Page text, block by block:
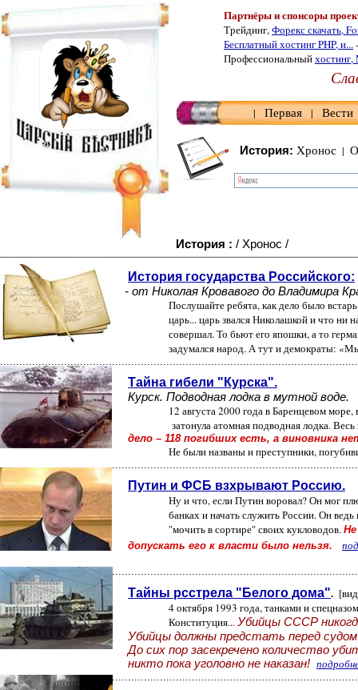
История : / Хронос /
История государства Российского:
- от Николая Кровавого до Владимира
Послушайте ребята, как дело было встарь: давным-
царь... царь звался Николашкой и что ни начинал,
совершал. То бьют его япошки, а то германец
задумался народ. А тут и демократы: «Мы
Тайна гибели "Курска".
Курск. Подводная лодка в мутной воде.
12 августа 2000 года в Баренцевом море, в 90 км от
затонула атомная подводная лодка. Весь
дело – 118 погибших есть, а виновника
Не были названы и преступники, погубившие
Путин и ФСБ взхрывают Россию.
Ну и что, если Путин воровал? Он мог плюнуть на
банках и начать служить России. Он ведь не с Чечни
"мочить в сортире" своих кукловодов.
допускать его к власти было нельзя.
Тайны рсстрела "Белого дома".
4 октября 1993 года, танками и спецназом был
Конституция...Убийцы СССР
Убийцы должны предстать перед судом за
До сих пор засекречено количество убитых.
никто пока уголовно не наказан!
| Первая | Вести
История: Хронос |
Партнёры и спонсоры
Трейдинг,Форекс скачать,
Бесплатный хостинг PHP, и...
Профессиональныйхостинг,